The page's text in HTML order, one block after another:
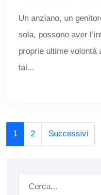
Un anziano, un
sola, possono aver
proprie ultime volontà
tal...
1 2 Successivi